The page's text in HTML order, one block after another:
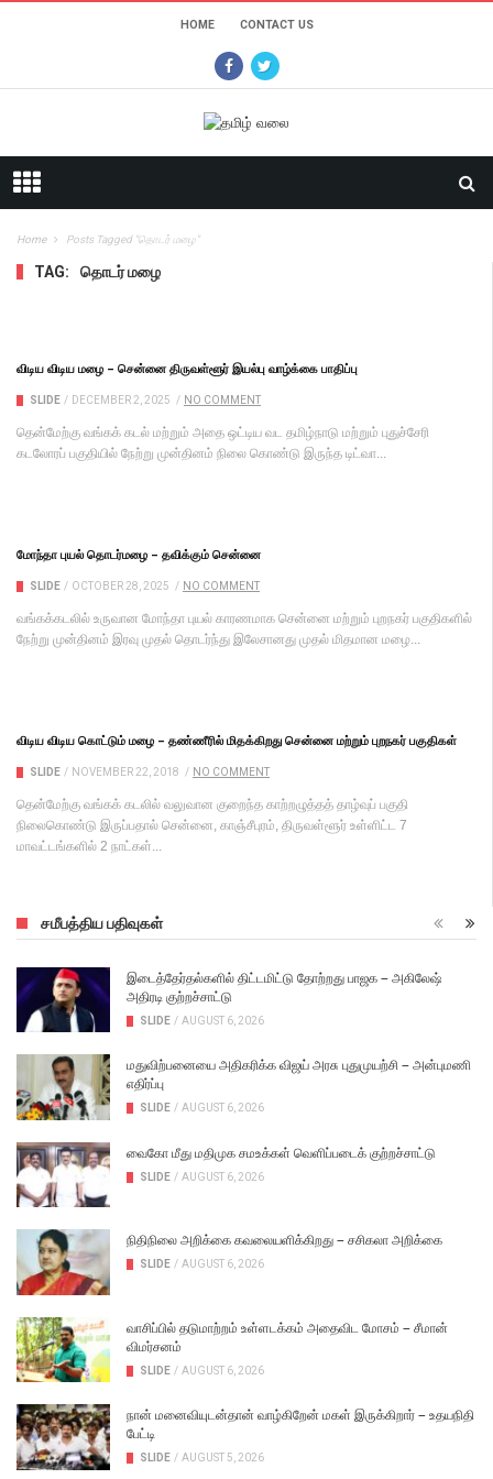
HOME CONTACT US
Home Posts Tagged "தொடர் மழை"
TAG: தொடர் மழை
விடிய விடிய மழை – சென்னை திருவள்ளூர் இயல்பு வாழ்க்கை பாதிப்பு
SLIDE / DECEMBER 2, 2025 / NO COMMENT
தென்மேற்கு வங்கக் கடல் மற்றும் அதை ஒட்டிய வட தமிழ்நாடு மற்றும் புதுச்சேரி
கடலோரப் பகுதியில் நேற்று முன்தினம் நிலை கொண்டு இருந்த டிட்வா...
மோந்தா புயல் தொடர்மழை – தவிக்கும் சென்னை
SLIDE / OCTOBER 28, 2025 / NO COMMENT
வங்கக்கடலில் உருவான மோந்தா புயல் காரணமாக சென்னை மற்றும் புறநகர் பகுதிகளில்
நேற்று முன்தினம் இரவு முதல் தொடர்ந்து இலேசானது முதல் மிதமான மழை...
விடிய விடிய கொட்டும் மழை – தண்ணீரில் மிதக்கிறது சென்னை மற்றும் புறநகர் பகுதிகள்
SLIDE / NOVEMBER 22, 2018 / NO COMMENT
தென்மேற்கு வங்கக் கடலில் வலுவான குறைந்த காற்றழுத்தத் தாழ்வுப் பகுதி
நிலைகொண்டு இருப்பதால் சென்னை, காஞ்சீபுரம், திருவள்ளூர் உள்ளிட்ட 7
மாவட்டங்களில் 2 நாட்கள்...
சமீபத்திய பதிவுகள்
இடைத்தேர்தல்களில் திட்டமிட்டு தோற்றது பாஜக – அகிலேஷ்
அதிரடி குற்றச்சாட்டு
SLIDE / AUGUST 6, 2026
மதுவிற்பனையை அதிகரிக்க விஜய் அரசு புதுமுயற்சி – அன்புமணி
எதிர்ப்பு
SLIDE / AUGUST 6, 2026
வைகோ மீது மதிமுக சமஉக்கள் வெளிப்படைக் குற்றச்சாட்டு
SLIDE / AUGUST 6, 2026
நிதிநிலை அறிக்கை கவலையளிக்கிறது – சசிகலா அறிக்கை
SLIDE / AUGUST 6, 2026
வாசிப்பில் தடுமாற்றம் உள்ளடக்கம் அதைவிட மோசம் – சீமான்
விமர்சனம்
SLIDE / AUGUST 6, 2026
நான் மனைவியுடன்தான் வாழ்கிறேன் மகள் இருக்கிறார் – உதயநிதி
பேட்டி
SLIDE / AUGUST 5, 2026